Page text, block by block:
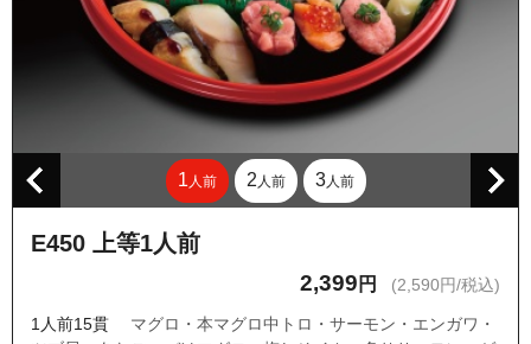
1人前 2 人前 3人前
E450 上等1人前
2,399 円 (2,590円/税込)
1人前15貫
マグロ・本マグロ中トロ・サーモン・エンガワ・